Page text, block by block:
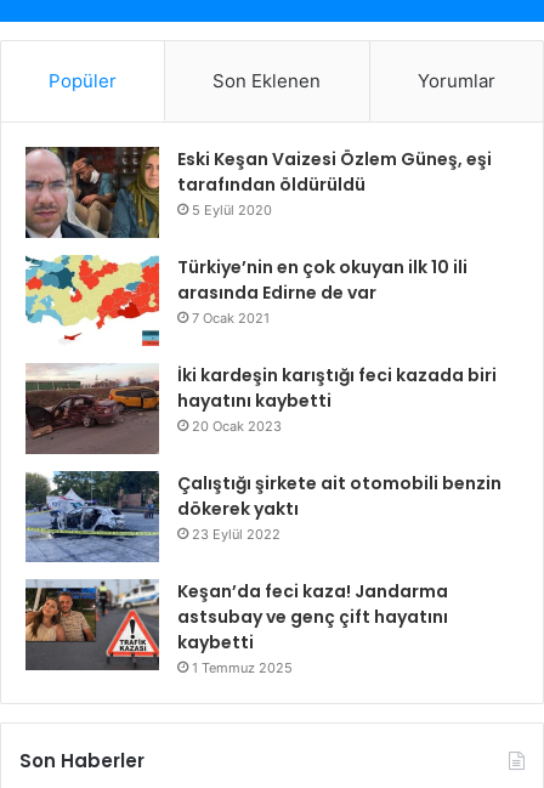
Popüler Son Eklenen Yorumlar
Eski Keşan Vaizesi Özlem Güneş, eşi
tarafından öldürüldü
5 Eylül 2020
Türkiye’nin en çok okuyan ilk 10 ili
arasında Edirne de var
7 Ocak 2021
İki kardeşin karıştığı feci kazada biri
hayatını kaybetti
20 Ocak 2023
Çalıştığı şirkete ait otomobili benzin
dökerek yaktı
23 Eylül 2022
Keşan’da feci kaza! Jandarma
astsubay ve genç çift hayatını
kaybetti
1 Temmuz 2025
Son Haberler